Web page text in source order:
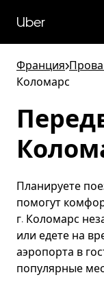
перейти
к
содержимому
Uber
Франция>
Коломарс
Планируете
помогут
г. Коломарс
или едете на
аэропорта в
популярные